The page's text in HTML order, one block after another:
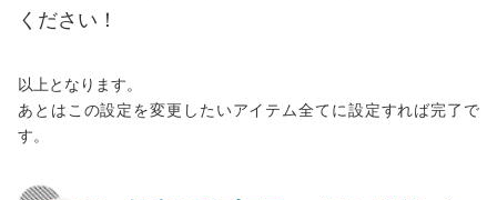
ください！
以上となります。
あとはこの設定を変更したいアイテム全てに設定すれば完了で
す。